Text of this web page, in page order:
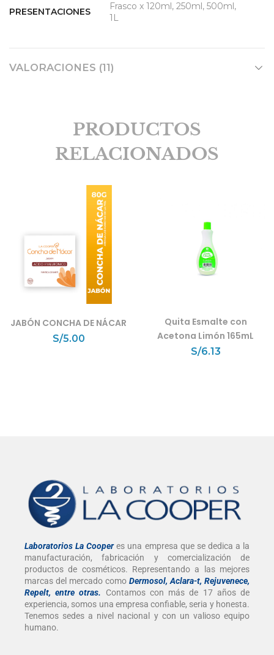
PRESENTACIONES
Frasco x 120ml, 250ml, 500ml,
1L
VALORACIONES (11)
PRODUCTOS
RELACIONADOS
JABÓN CONCHA DE NÁCAR
S/5.00
Quita Esmalte con
Acetona Limón 165mL
S/6.13
Laboratorios La Cooperes una empresa que se dedica a la
manufacturación, fabricación y comercialización de
productos de cosméticos. Representando a las mejores
marcas del mercado como Dermosol, Aclara-t, Rejuvenece,
Repelt, entre otras. Contamos con más de 17 años de
experiencia, somos una empresa confiable, seria y honesta.
Tenemos sedes a nivel nacional y con un valioso equipo
humano.